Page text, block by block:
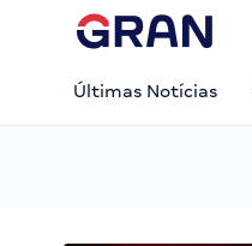
Últimas Notícias